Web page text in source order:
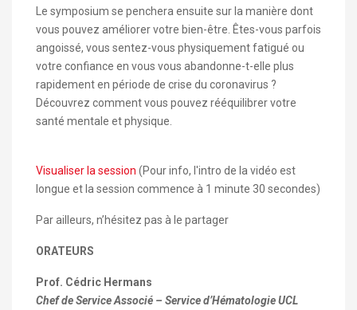
Le symposium se penchera ensuite sur la manière dont
vous pouvez améliorer votre bien-être. Êtes-vous parfois
angoissé, vous sentez-vous physiquement fatigué ou
votre confiance en vous vous abandonne-t-elle plus
rapidement en période de crise du coronavirus ?
Découvrez comment vous pouvez rééquilibrer votre
santé mentale et physique.
Visualiser la session (Pour info, l'intro de la vidéo est
longue et la session commence à 1 minute 30 secondes)
Par ailleurs, n’hésitez pas à le partager
ORATEURS
Prof. Cédric Hermans
Chef de Service Associé – Service d’Hématologie UCL